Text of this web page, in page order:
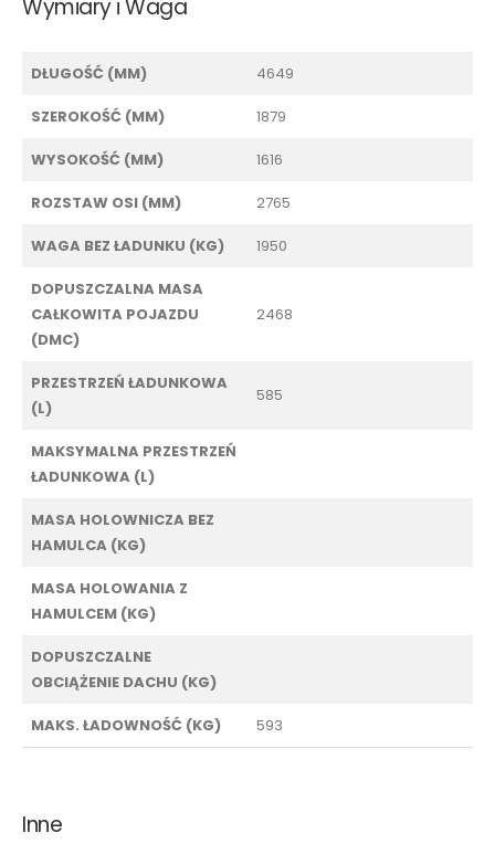
Wymiary i Waga
DŁUGOŚĆ (MM) 4649
SZEROKOŚĆ (MM) 1879
WYSOKOŚĆ (MM) 1616
ROZSTAW OSI (MM) 2765
WAGA BEZ ŁADUNKU (KG) 1950
DOPUSZCZALNA MASA
CAŁKOWITA POJAZDU
(DMC)
2468
PRZESTRZEŃ ŁADUNKOWA
(L)
585
MAKSYMALNA PRZESTRZEŃ
ŁADUNKOWA (L)
MASA HOLOWNICZA BEZ
HAMULCA (KG)
MASA HOLOWANIA Z
HAMULCEM (KG)
DOPUSZCZALNE
OBCIĄŻENIE DACHU (KG)
MAKS. ŁADOWNOŚĆ (KG) 593
Inne